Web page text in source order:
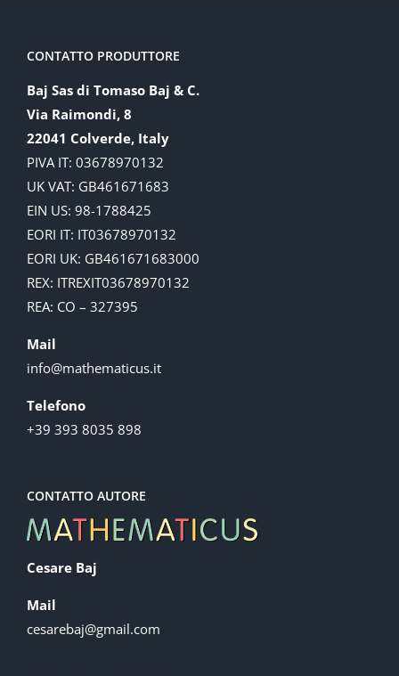
CONTATTO PRODUTTORE
Baj Sas di Tomaso Baj & C.
Via Raimondi, 8
22041 Colverde, Italy
PIVA IT: 03678970132
UK VAT: GB461671683
EIN US: 98-1788425
EORI IT: IT03678970132
EORI UK: GB461671683000
REX: ITREXIT03678970132
REA: CO – 327395
Mail
info@mathematicus.it
Telefono
+39 393 8035 898
CONTATTO AUTORE
Cesare Baj
Mail
cesarebaj@gmail.com